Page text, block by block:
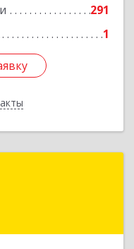
291
1
Подробнее
г, Путина пр-